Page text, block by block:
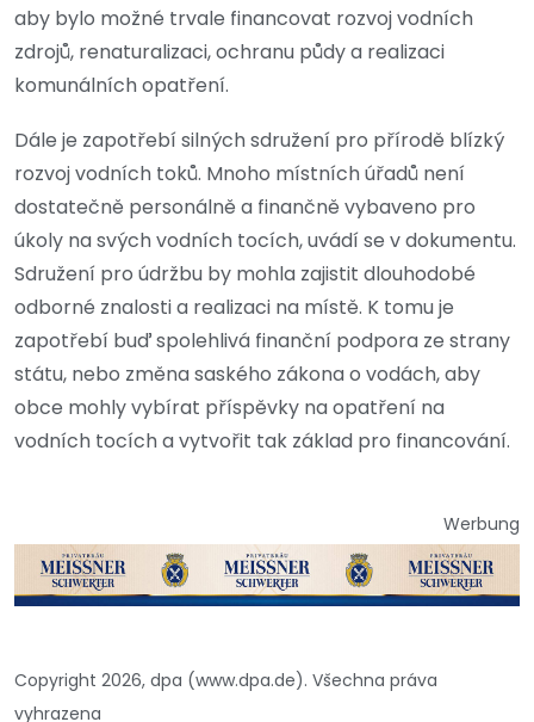
aby bylo možné trvale financovat rozvoj vodních
zdrojů, renaturalizaci, ochranu půdy a realizaci
komunálních opatření.
Dále je zapotřebí silných sdružení pro přírodě blízký
rozvoj vodních toků. Mnoho místních úřadů není
dostatečně personálně a finančně vybaveno pro
úkoly na svých vodních tocích, uvádí se v dokumentu.
Sdružení pro údržbu by mohla zajistit dlouhodobé
odborné znalosti a realizaci na místě. K tomu je
zapotřebí buď spolehlivá finanční podpora ze strany
státu, nebo změna saského zákona o vodách, aby
obce mohly vybírat příspěvky na opatření na
vodních tocích a vytvořit tak základ pro financování.
Werbung
Copyright 2026, dpa (www.dpa.de). Všechna práva
vyhrazena